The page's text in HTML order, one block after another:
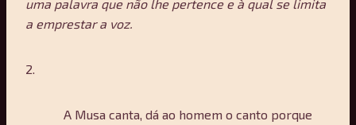
uma palavra que não lhe pertence e à qual se limita
a emprestar a voz.
2.
A Musa canta, dá ao homem o canto porque